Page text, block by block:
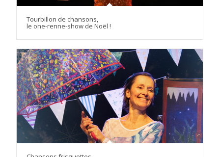
Tourbillon de chansons,
le one-renne-show de Noël !